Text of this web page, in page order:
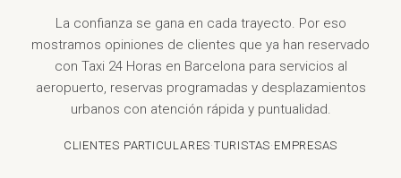
La confianza se gana en cada trayecto. Por eso
mostramos opiniones de clientes que ya han reservado
con Taxi 24 Horas en Barcelona para servicios al
aeropuerto, reservas programadas y desplazamientos
urbanos con atención rápida y puntualidad.
CLIENTES PARTICULARES·TURISTAS· EMPRESAS